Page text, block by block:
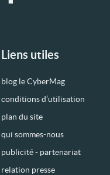
Liens utiles
blog le CyberMag
conditions d’utilisation
plan du site
qui sommes-nous
publicité - partenariat
relation presse